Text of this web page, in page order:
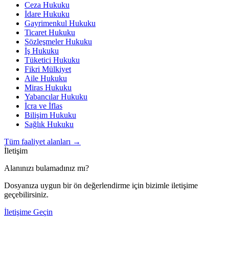
Ceza Hukuku
İdare Hukuku
Gayrimenkul Hukuku
Ticaret Hukuku
Sözleşmeler Hukuku
İş Hukuku
Tüketici Hukuku
Fikri Mülkiyet
Aile Hukuku
Miras Hukuku
Yabancılar Hukuku
İcra ve İflas
Bilişim Hukuku
Sağlık Hukuku
Tüm faaliyet alanları →
İletişim
Alanınızı bulamadınız mı?
Dosyanıza uygun bir ön değerlendirme için bizimle iletişime
geçebilirsiniz.
İletişime Geçin